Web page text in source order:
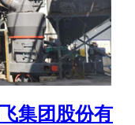
集团股份有